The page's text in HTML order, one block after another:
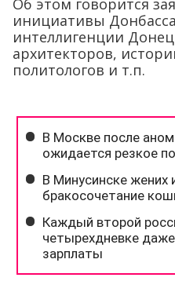
Об этом говорится
инициативы
интеллигенции
архитекторов,
политологов и т.п.